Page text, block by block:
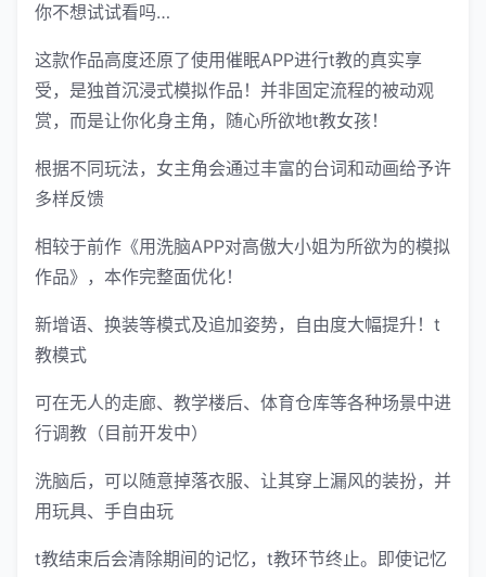
你不想试试看吗…
这款作品高度还原了使用催眠APP进行t教的真实享
受，是独首沉浸式模拟作品！并非固定流程的被动观
赏，而是让你化身主角，随心所欲地t教女孩！
根据不同玩法，女主角会通过丰富的台词和动画给予许
多样反馈
相较于前作《用洗脑APP对高傲大小姐为所欲为的模拟
作品》，本作完整面优化！
新增语、换装等模式及追加姿势，自由度大幅提升！t
教模式
可在无人的走廊、教学楼后、体育仓库等各种场景中进
行调教（目前开发中）
洗脑后，可以随意掉落衣服、让其穿上漏风的装扮，并
用玩具、手自由玩
t教结束后会清除期间的记忆，t教环节终止。即使记忆